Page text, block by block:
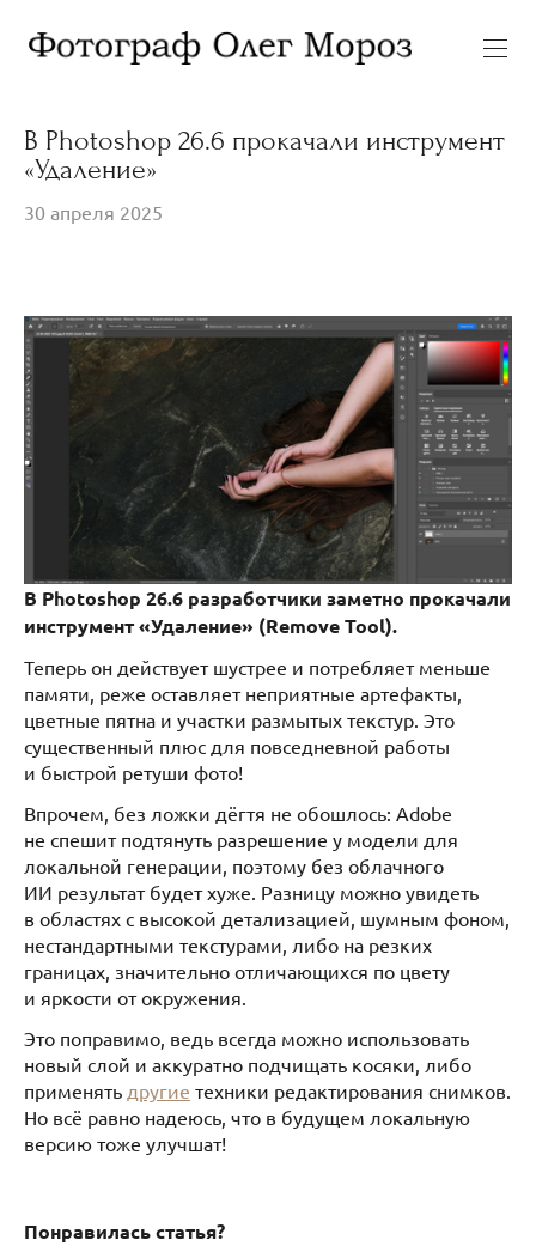
В Photoshop 26.6 прокачали инструмент
«Удаление»
30 апреля 2025
В Photoshop 26.6 разработчики заметно прокачали
инструмент «Удаление» (Remove Tool).
Теперь он действует шустрее и потребляет меньше
памяти, реже оставляет неприятные артефакты,
цветные пятна и участки размытых текстур. Это
существенный плюс для повседневной работы
и быстрой ретуши фото!
Впрочем, без ложки дёгтя не обошлось: Adobe
не спешит подтянуть разрешение у модели для
локальной генерации, поэтому без облачного
ИИ результат будет хуже. Разницу можно увидеть
в областях с высокой детализацией, шумным фоном,
нестандартными текстурами, либо на резких
границах, значительно отличающихся по цвету
и яркости от окружения.
Это поправимо, ведь всегда можно использовать
новый слой и аккуратно подчищать косяки, либо
применять другие техники редактирования снимков.
Но всё равно надеюсь, что в будущем локальную
версию тоже улучшат!
Понравилась статья?